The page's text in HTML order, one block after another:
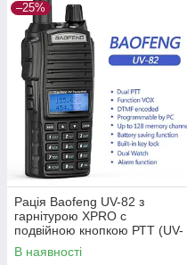
–25%
Рація Baofeng UV-82 з
гарнітурою XPRO c
подвійною кнопкою РТТ (UV-
82_1557)
В наявності